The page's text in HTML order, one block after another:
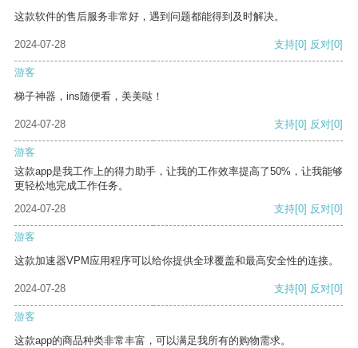
这款软件的售后服务非常好，遇到问题都能得到及时解决。
2024-07-28 支持[0] 反对[0]
游客
梯子神器，ins随便看，美美哒！
2024-07-28 支持[0] 反对[0]
游客
这款app是我工作上的得力助手，让我的工作效率提高了50%，让我能够
更轻松地完成工作任务。
2024-07-28
支持[0] 反对[0]
游客
这款加速器VPM应用程序可以给你提供全球覆盖和最高安全性的连接。
2024-07-28 支持[0] 反对[0]
游客
这款app的商品种类非常丰富，可以满足我所有的购物需求。